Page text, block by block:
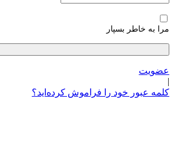
مرا به خاطر بسپار
عضویت
|
کلمه عبور خود را فراموش کرده‌اید؟